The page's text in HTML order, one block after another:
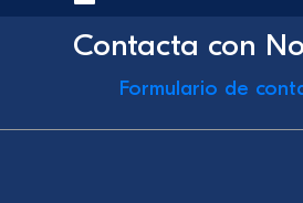
Contacta con
Formulario de